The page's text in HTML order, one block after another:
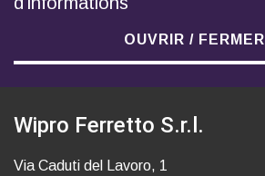
OUVRIR / FERMER
Wipro Ferretto S.r.l.
Via Caduti del Lavoro, 1